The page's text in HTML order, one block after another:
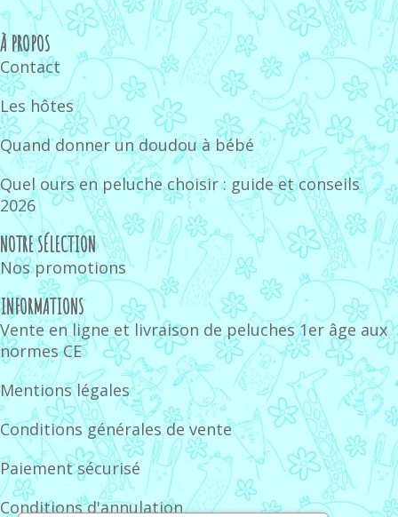
À PROPOS
Contact
Les hôtes
Quand donner un doudou à bébé
Quel ours en peluche choisir : guide et conseils
2026
NOTRE SÉLECTION
Nos promotions
INFORMATIONS
Vente en ligne et livraison de peluches 1er âge aux
normes CE
Mentions légales
Conditions générales de vente
Paiement sécurisé
Conditions d'annulation